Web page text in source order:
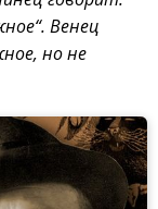
Венец
но не